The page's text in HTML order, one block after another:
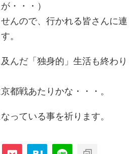
・・・）
んので、行かれる皆さんに連
。
んだ「独身的」生活も終わり
都戦あたりかな・・・。
っている事を祈ります。